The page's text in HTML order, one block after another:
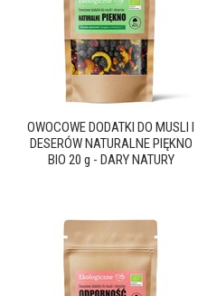
OWOCOWE DODATKI DO MUSLI I
DESERÓW NATURALNE PIĘKNO
BIO 20 g - DARY NATURY